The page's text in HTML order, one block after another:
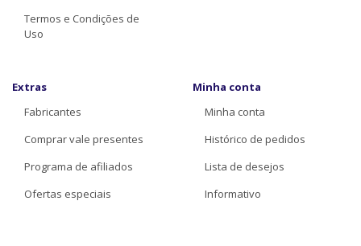
Termos e Condições de
Uso
Extras
Fabricantes
Comprar vale presentes
Programa de afiliados
Ofertas especiais
Minha conta
Minha conta
Histórico de pedidos
Lista de desejos
Informativo